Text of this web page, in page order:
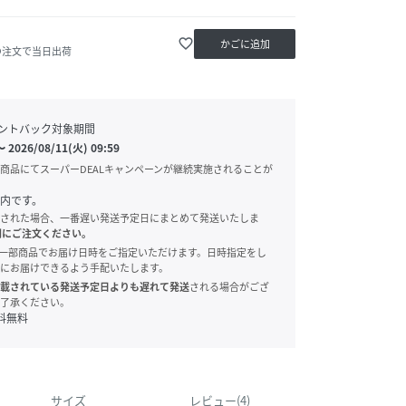
文で当日出荷 favorite_border かごに追加
トバック対象期間
2026/08/11(火) 09:59
品にてスーパーDEALキャンペーンが継続実施されることが
です。
れた場合、一番遅い発送予定日にまとめて発送いたしま
ご注文ください。
商品でお届け日時をご指定いただけます。日時指定をし
お届けできるよう手配いたします。
されている発送予定日よりも遅れて発送される場合がござ
承ください。
無料
サイズ レビュー(4)